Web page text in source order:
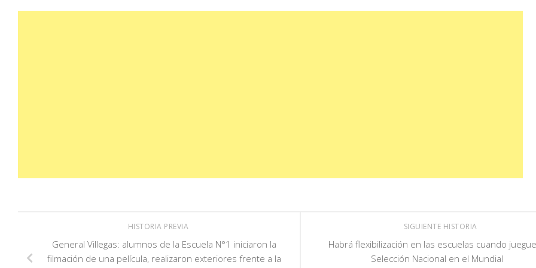
SIGUIENTE HISTORIA
Habrá flexibilización en las escuelas cuando
Selección Nacional en el Mundial
HISTORIA PREVIA
General Villegas: alumnos de la Escuela N°1 iniciaron la
filmación de una película, realizaron exteriores frente a la